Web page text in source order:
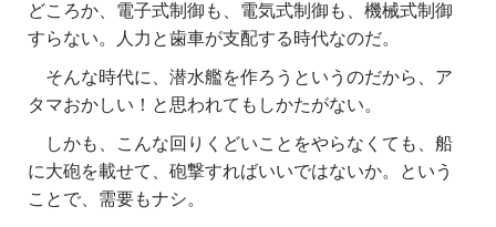
どころか、電子式制御も、電気式制御も、機械式制御
すらない。人力と歯車が支配する時代なのだ。
そんな時代に、潜水艦を作ろうというのだから、ア
タマおかしい！と思われてもしかたがない。
しかも、こんな回りくどいことをやらなくても、船
に大砲を載せて、砲撃すればいいではないか。という
ことで、需要もナシ。